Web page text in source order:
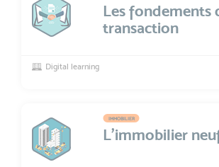
Les fondements
transaction
Digital learning
IMMOBILIER
L'immobilier